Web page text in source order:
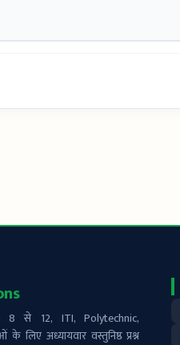
8 से 12, ITI, Polytechnic,
के लिए अध्यायवार वस्तुनिष्ठ प्रश्न